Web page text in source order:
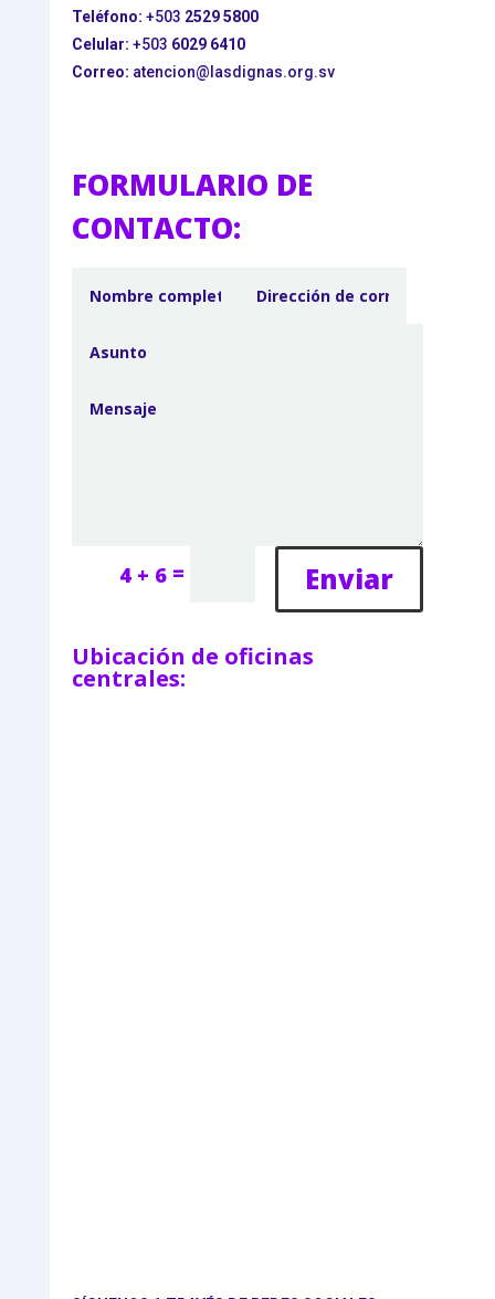
Teléfono: +503 2529 5800
Celular: +503 6029 6410
Correo: atencion@lasdignas.org.sv
FORMULARIO DE
CONTACTO:
4 + 6 = Enviar
Ubicación de oficinas
centrales: